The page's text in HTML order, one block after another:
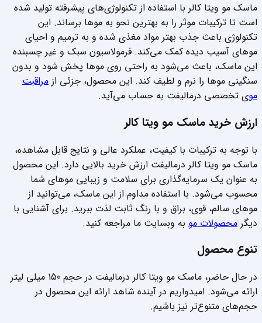
ماسک مو ویتا کالر با استفاده از تکنولوژی‌های پیشرفته تولید شده
است تا ترکیبات موثر را به بهترین نحو به موها برساند. این
تکنولوژی باعث جذب بهتر مواد مغذی شده و به ترمیم و احیای
موهای آسیب دیده کمک می‌کند. فرمولاسیون سبک و غیر چسبنده
این ماسک، باعث می‌شود به راحتی روی موها پخش شود و بدون
سنگینی موها را نرم و لطیف کند. این محصول، جزئی از مراقبت
موی تخصصی درمالیفت به حساب می‌آید.
ارزش خرید ماسک مو ویتا کالر
با توجه به ترکیبات با کیفیت، عملکرد عالی و نتایج قابل مشاهده،
ماسک مو ویتا کالر درمالیفت ارزش خرید بالایی دارد. این محصول
به عنوان یک سرمایه‌گذاری برای سلامت و زیبایی موهای شما
محسوب می‌شود. با استفاده مداوم از این ماسک، می‌توانید از
موهای سالم، قوی، براق و با رنگ ثابت لذت ببرید. برای آشنایی با
دیگر محصولات مو به وبسایت ما مراجعه کنید.
تنوع محصول
در حال حاضر، ماسک مو ویتا کالر درمالیفت در حجم 150 میلی لیتر
ارائه می‌شود. امیدواریم در آینده شاهد ارائه این محصول در
حجم‌های متنوع‌تر نیز باشیم.